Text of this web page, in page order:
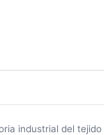
industrial del tejido